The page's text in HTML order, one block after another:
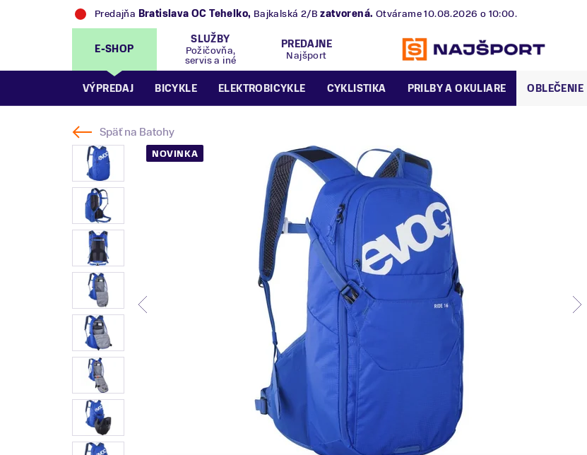
Predajňa Bratislava OC Tehelko, Bajkalská 2/B zatvorená. Otvárame 10.08.2026 o 10:00.
E-SHOP
SLUŽBY
Požičovňa,
servis a iné
PREDAJNE
Najšport
VÝPREDAJ BICYKLE ELEKTROBICYKLE CYKLISTIKA PRILBY A OKULIARE OBLEČENIE
Späť na Batohy
NOVINKA